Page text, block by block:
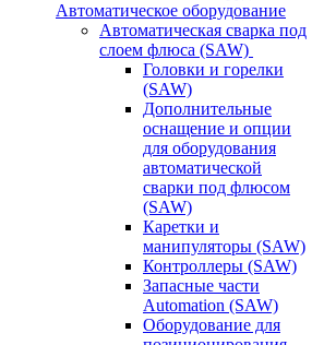
Автоматическое оборудование
Автоматическая сварка под
слоем флюса (SAW)
Головки и горелки
(SAW)
Дополнительные
оснащение и опции
для оборудования
автоматической
сварки под флюсом
(SAW)
Каретки и
манипуляторы (SAW)
Контроллеры (SAW)
Запасные части
Automation (SAW)
Оборудование для